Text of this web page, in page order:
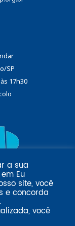
SP
17h30
Acesse aqui
a sua
Eu
site, você
e concorda
.
você